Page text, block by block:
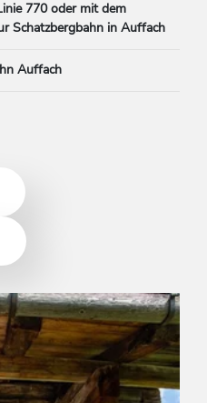
770 oder mit dem
Schatzbergbahn in Auffach
Auffach